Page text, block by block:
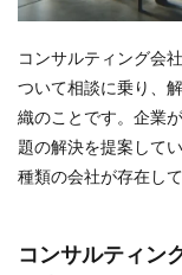
コンサルティング会
ついて相談に乗り、
織のことです。企業
題の解決を提案して
種類の会社が存在して
コンサルティン